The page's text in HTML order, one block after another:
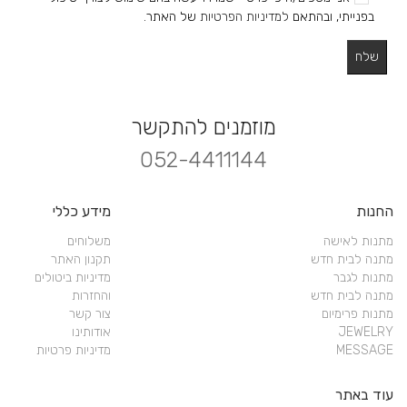
בפנייתי, ובהתאם למדיניות הפרטיות של האתר.
מוזמנים להתקשר
052-4411144
החנות
מתנות לאישה
מתנה לבית חדש
מתנות לגבר
מתנה לבית חדש
מתנות פרימיום
JEWELRY
MESSAGE
מידע כללי
משלוחים
תקנון האתר
מדיניות ביטולים
והחזרות
צור קשר
אודותינו
מדיניות פרטיות
עוד באתר